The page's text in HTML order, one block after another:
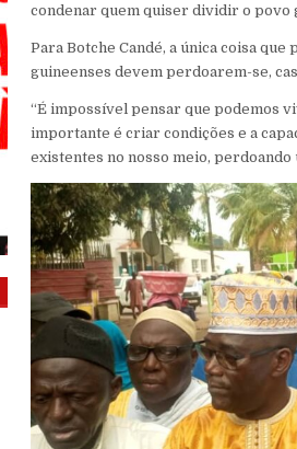
condenar quem quiser dividir o povo
Para Botche Candé, a única coisa
guineenses devem perdoarem-se,
“É impossível pensar que podemos
importante é criar condições e a
existentes no nosso meio,